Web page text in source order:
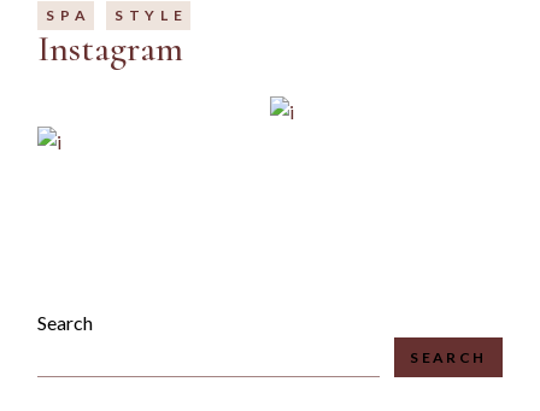
SPA STYLE
Instagram
Search
SEARCH